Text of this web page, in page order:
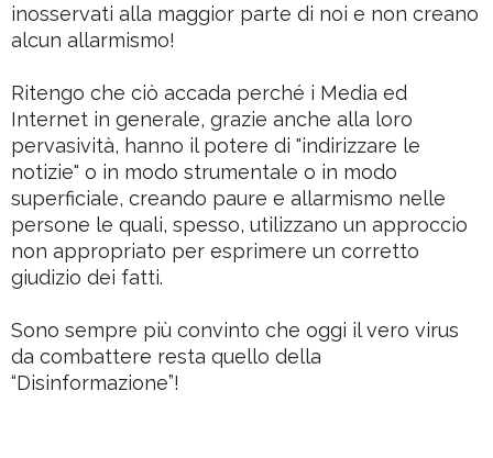
inosservati alla maggior parte di noi e non creano
alcun allarmismo!
Ritengo che ciò accada perché i Media ed
Internet in generale, grazie anche alla loro
pervasività, hanno il potere di "indirizzare le
notizie" o in modo strumentale o in modo
superficiale, creando paure e allarmismo nelle
persone le quali, spesso, utilizzano un approccio
non appropriato per esprimere un corretto
giudizio dei fatti.
Sono sempre più convinto che oggi il vero virus
da combattere resta quello della
“Disinformazione”!